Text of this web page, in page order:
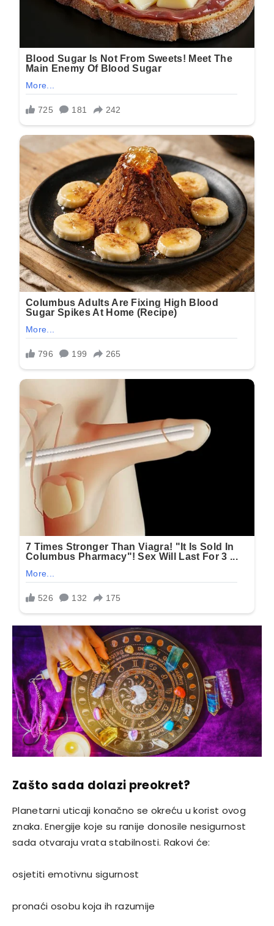
Zašto sada dolazi preokret?
Planetarni uticaji konačno se okreću u korist ovog
znaka. Energije koje su ranije donosile nesigurnost
sada otvaraju vrata stabilnosti. Rakovi će:
osjetiti emotivnu sigurnost
pronaći osobu koja ih razumije